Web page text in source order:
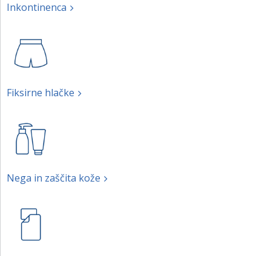
Inkontinenca
Fiksirne hlačke
Nega in zaščita kože